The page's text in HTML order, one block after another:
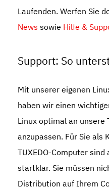
Laufenden. Werfen Sie
News sowie Hilfe &
Support: So
Mit unserer eigenen
haben wir einen
Linux optimal an unsere
anzupassen. Für Sie als
TUXEDO-Computer
startklar. Sie müssen
Distribution auf Ihrem